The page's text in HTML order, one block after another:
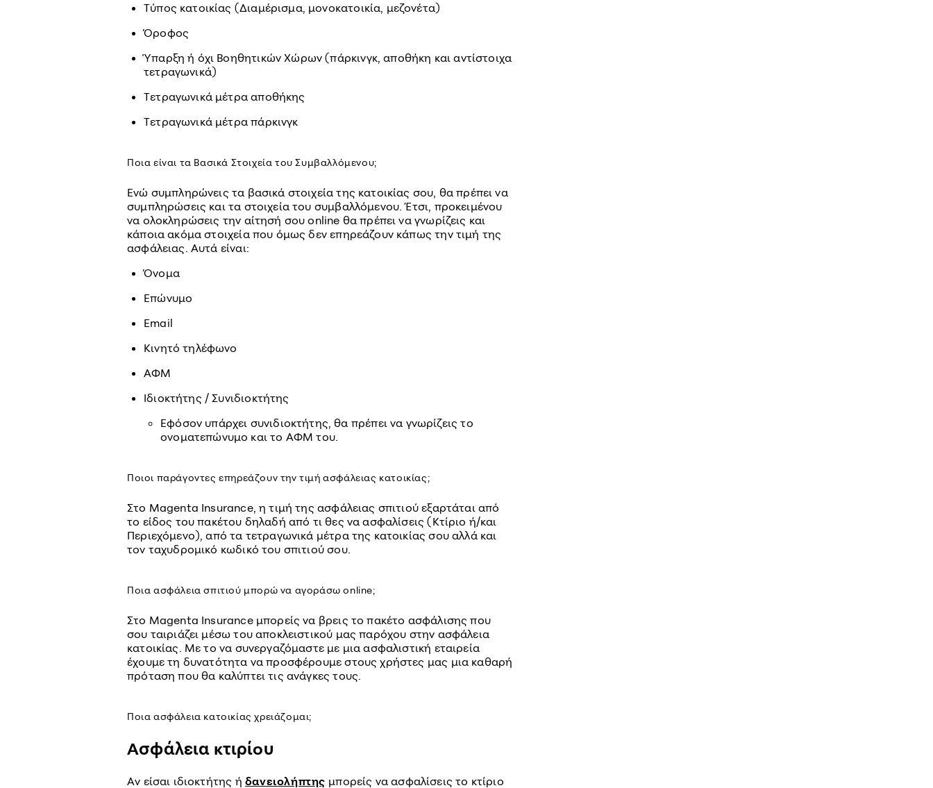
Τύπος κατοικίας (Διαμέρισμα, μονοκατοικία, μεζονέτα)
Όροφος
Ύπαρξη ή όχι Βοηθητικών Χώρων (πάρκινγκ, αποθήκη και αντίστοιχα
τετραγωνικά)
Τετραγωνικά μέτρα αποθήκης
Τετραγωνικά μέτρα πάρκινγκ
Ποια είναι τα Βασικά Στοιχεία του Συμβαλλόμενου;
Ενώ συμπληρώνεις τα βασικά στοιχεία της κατοικίας σου, θα πρέπει να
συμπληρώσεις και τα στοιχεία του συμβαλλόμενου. Έτσι, προκειμένου
να ολοκληρώσεις την αίτησή σου online θα πρέπει να γνωρίζεις και
κάποια ακόμα στοιχεία που όμως δεν επηρεάζουν κάπως την τιμή της
ασφάλειας. Αυτά είναι:
Όνομα
Επώνυμο
Email
Κινητό τηλέφωνο
ΑΦΜ
Ιδιοκτήτης / Συνιδιοκτήτης
Εφόσον υπάρχει συνιδιοκτήτης, θα πρέπει να γνωρίζεις το
ονοματεπώνυμο και το ΑΦΜ του.
Ποιοι παράγοντες επηρεάζουν την τιμή ασφάλειας κατοικίας;
Στο Magenta Insurance, η τιμή της ασφάλειας σπιτιού εξαρτάται από
το είδος του πακέτου δηλαδή από τι θες να ασφαλίσεις (Κτίριο ή/και
Περιεχόμενο), από τα τετραγωνικά μέτρα της κατοικίας σου αλλά και
τον ταχυδρομικό κωδικό του σπιτιού σου.
Ποια ασφάλεια σπιτιού μπορώ να αγοράσω online;
Στο Magenta Insurance μπορείς να βρεις το πακέτο ασφάλισης που
σου ταιριάζει μέσω του αποκλειστικού μας παρόχου στην ασφάλεια
κατοικίας. Με το να συνεργαζόμαστε με μια ασφαλιστική εταιρεία
έχουμε τη δυνατότητα να προσφέρουμε στους χρήστες μας μια καθαρή
πρόταση που θα καλύπτει τις ανάγκες τους.
Ποια ασφάλεια κατοικίας χρειάζομαι;
Ασφάλεια κτιρίου
Αν είσαι ιδιοκτήτης ή δανειολήπτης μπορείς να ασφαλίσεις το κτίριο